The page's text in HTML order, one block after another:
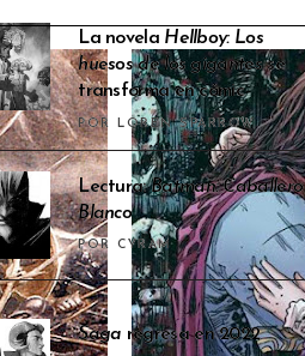
La novela Hellboy: Los
huesos de los gigantesse
transforma en cómic
POR LOREN SPARROW
Lectura:Batman: Caballero
Blanco
POR CYRAM
Saga regresa en 2022